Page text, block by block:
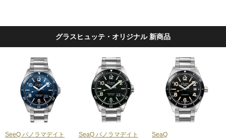
グラスヒュッテ・オリジナル 新商品
SeeQ パノラマデイト SeaQ パノラマデイト SeaQ